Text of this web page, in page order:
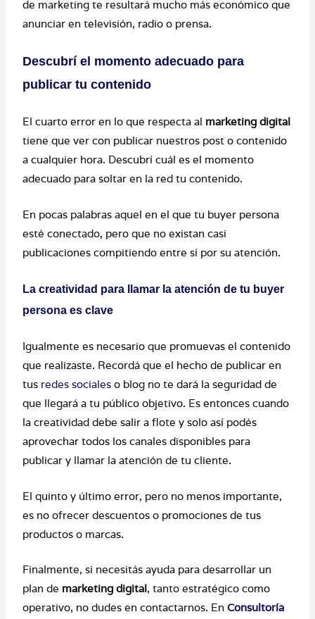
de marketing te resultará mucho más económico que
anunciar en televisión, radio o prensa.
Descubrí el momento adecuado para
publicar tu contenido
El cuarto error en lo que respecta al marketing digital
tiene que ver con publicar nuestros post o contenido
a cualquier hora. Descubrí cuál es el momento
adecuado para soltar en la red tu contenido.
En pocas palabras aquel en el que tu buyer persona
esté conectado, pero que no existan casi
publicaciones compitiendo entre sí por su atención.
La creatividad para llamar la atención de tu buyer
persona es clave
Igualmente es necesario que promuevas el contenido
que realizaste. Recordá que el hecho de publicar en
tus redes sociales o blog no te dará la seguridad de
que llegará a tu público objetivo. Es entonces cuando
la creatividad debe salir a flote y solo así podés
aprovechar todos los canales disponibles para
publicar y llamar la atención de tu cliente.
El quinto y último error, pero no menos importante,
es no ofrecer descuentos o promociones de tus
productos o marcas.
Finalmente, si necesitás ayuda para desarrollar un
plan de marketing digital, tanto estratégico como
operativo, no dudes en contactarnos. EnConsultoría